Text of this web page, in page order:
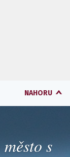
NAHORU
město s